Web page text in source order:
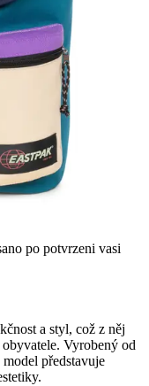
po potvrzeni vasi
a styl, což z něj
Vyrobený od
představuje